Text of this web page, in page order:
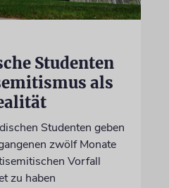
Studenten
als
Studenten geben
zwölf Monate
Vorfall
zu haben